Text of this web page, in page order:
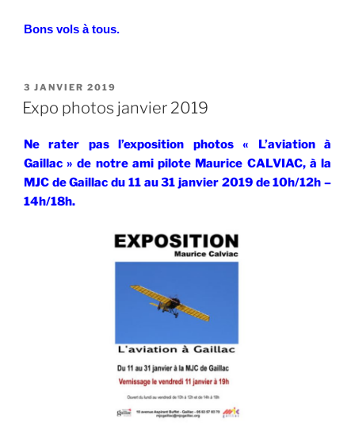
Bons vols à tous.
PUBLIÉ
LE
3 JANVIER 2019
Expo photos janvier 2019
Ne rater pas l’exposition photos « L’aviation à
Gaillac » de notre ami pilote Maurice CALVIAC, à la
MJC de Gaillac du 11 au 31 janvier 2019 de 10h/12h –
14h/18h.